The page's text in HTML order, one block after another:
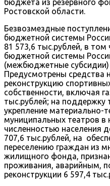
бюджета из резервного
Ростовской области.
Безвозмездные
бюджетной системы
81 573,6 тыс.рублей, в
бюджетной системы
(межбюджетные субсидии)
Предусмотрены средства
реконструкцию
собственности, включая
тыс.рублей; на поддержку
укрепление материально-
муниципальных театров в
численностью населения
707,6 тыс.рублей, на
переселению граждан из
жилищного фонда,
проживания, аварийным,
реконструкции 6 597,4